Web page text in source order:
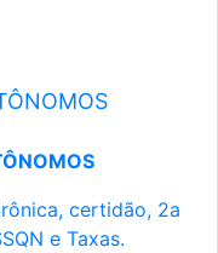
certidão, 2a
e Taxas.